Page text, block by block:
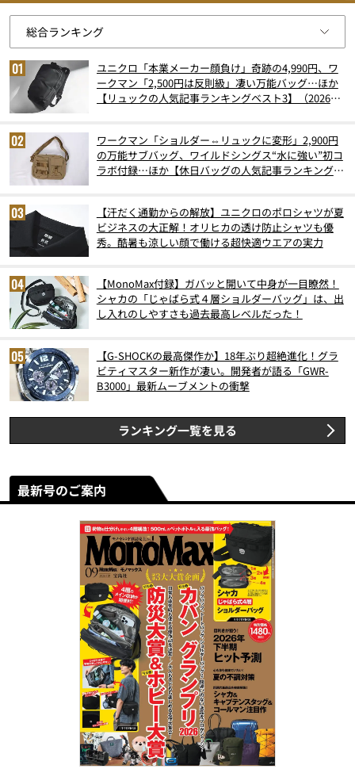
ユニクロ「本業メーカー顔負け」奇跡の4,990円、ワ
ークマン「2,500円は反則級」凄い万能バッグ…ほか
【リュックの人気記事ランキングベスト3】（2026年
ワークマン「ショルダー⇔リュックに変形」2,900円
の万能サブバッグ、ワイルドシングス“水に強い”初コ
ラボ付録…ほか【休日バッグの人気記事ランキングベ
【汗だく通勤からの解放】ユニクロのポロシャツが夏
ビジネスの大正解！オリヒカの透け防止シャツも優
秀。酷暑も涼しい顔で働ける超快適ウエアの実力
【MonoMax付録】ガバッと開いて中身が一目瞭然！
シャカの「じゃばら式４層ショルダーバッグ」は、出
し入れのしやすさも過去最高レベルだった！
【G-SHOCKの最高傑作か】18年ぶり超絶進化！グラ
ビティマスター新作が凄い。開発者が語る「GWR-
B3000」最新ムーブメントの衝撃
ランキング一覧を見る
最新号のご案内